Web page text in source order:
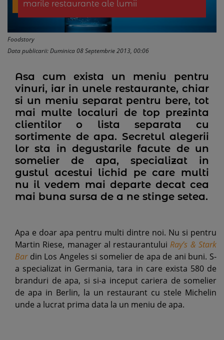
marile restaurante ale lumii
Foodstory
Data publicarii: Duminica 08 Septembrie 2013, 00:06
Asa cum exista un meniu pentru
vinuri, iar in unele restaurante, chiar
si un meniu separat pentru bere, tot
mai multe localuri de top prezinta
clientilor o lista separata cu
sortimente de apa. Secretul alegerii
lor sta in degustarile facute de un
somelier de apa, specializat in
gustul acestui lichid pe care multi
nu il vedem mai departe decat cea
mai buna sursa de a ne stinge setea.
Apa e doar apa pentru multi dintre noi. Nu si pentru
Martin Riese, manager al restaurantuluiRay’s & Stark
Bardin Los Angeles si somelier de apa de ani buni. S-
a specializat in Germania, tara in care exista 580 de
branduri de apa, si si-a inceput cariera de somelier
de apa in Berlin, la un restaurant cu stele Michelin
unde a lucrat prima data la un meniu de apa.